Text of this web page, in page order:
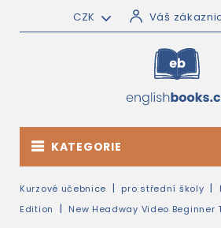
CZK Váš
KATEGORIE
Kurzové učebnice pro střední školy
Edition
New Headway Video Beginner